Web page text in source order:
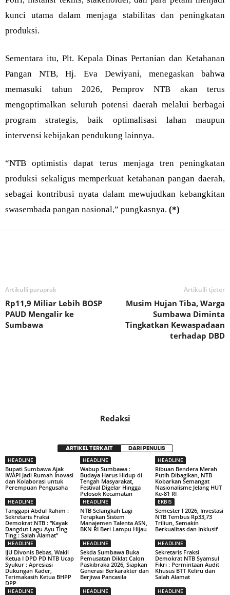
kunci utama dalam menjaga stabilitas dan peningkatan
produksi.
Sementara itu, Plt. Kepala Dinas Pertanian dan Ketahanan
Pangan NTB, Hj. Eva Dewiyani, menegaskan bahwa
memasuki tahun 2026, Pemprov NTB akan terus
mengoptimalkan seluruh potensi daerah melalui berbagai
program strategis, baik optimalisasi lahan maupun
intervensi kebijakan pendukung lainnya.
“NTB optimistis dapat terus menjaga tren peningkatan
produksi sekaligus memperkuat ketahanan pangan daerah,
sebagai kontribusi nyata dalam mewujudkan kebangkitan
swasembada pangan nasional,” pungkasnya. (*)
Artikulli paraprak
Rp11,9 Miliar Lebih BOSP
PAUD Mengalir ke
Sumbawa
Artikulli tjetër
Musim Hujan Tiba, Warga
Sumbawa Diminta
Tingkatkan Kewaspadaan
terhadap DBD
Redaksi
ARTIKEL TERKAIT DARI PENULIS
HEADLINE
Bupati Sumbawa Ajak
IWAPI Jadi Rumah Inovasi
dan Kolaborasi untuk
Perempuan Pengusaha
HEADLINE
Wabup Sumbawa :
Budaya Harus Hidup di
Tengah Masyarakat,
Festival Digelar Hingga
Pelosok Kecamatan
HEADLINE
Ribuan Bendera Merah
Putih Dibagikan, NTB
Kobarkan Semangat
Nasionalisme Jelang HUT
Ke-81 RI
HEADLINE
Tanggapi Abdul Rahim :
Sekretaris Fraksi
Demokrat NTB : “Kayak
Dangdut Lagu Ayu Ting
Ting : Salah Alamat”
HEADLINE
NTB Selangkah Lagi
Terapkan Sistem
Manajemen Talenta ASN,
BKN RI Beri Lampu Hijau
EKBIS
Semester I 2026, Investasi
NTB Tembus Rp33,73
Triliun, Semakin
Berkualitas dan Inklusif
HEADLINE
IJU Divonis Bebas, Wakil
Ketua I DPD PD NTB Ucap
Syukur : Apresiasi
Dukungan Kader,
Terimakasih Ketua BHPP
DPP
HEADLINE
Sekda Sumbawa Buka
Pemusatan Diklat Calon
Paskibraka 2026, Siapkan
Generasi Berkarakter dan
Berjiwa Pancasila
HEADLINE
Sekretaris Fraksi
Demokrat NTB Syamsul
Fikri : Permintaan Audit
Khusus BTT Keliru dan
Salah Alamat
HEADLINE HEADLINE HEADLINE